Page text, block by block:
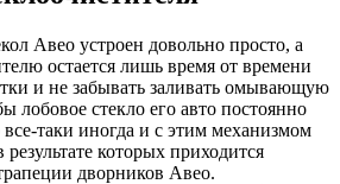
Авео устроен довольно просто, а
остается лишь время от времени
и не забывать заливать омывающую
лобовое стекло его авто постоянно
таки иногда и с этим механизмом
которых приходится
дворников Авео.